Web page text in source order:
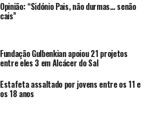
Opinião: “Sidónio Pais, não durmas… senão
cais”
Fundação Gulbenkian apoiou 21 projetos
entre eles 3 em Alcácer do Sal
Estafeta assaltado por jovens entre os 11 e
os 18 anos